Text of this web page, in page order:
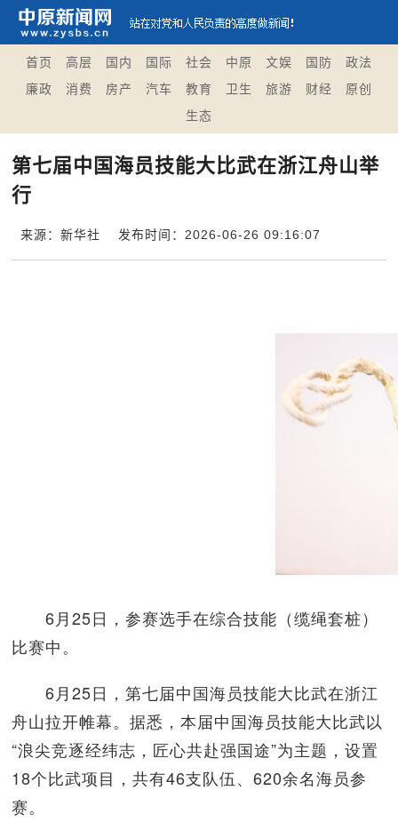
首页 高层 国内 国际 社会 中原 文娱 国防
政法
廉政
消费 房产 汽车 教育 卫生 旅游 财经
原创
生态
第七届中国海员技能大比武在浙江舟山举
行
来源：新华社 发布时间：2026-06-26 09:16:07
6月25日，参赛选手在综合技能（缆绳套桩）
比赛中。
6月25日，第七届中国海员技能大比武在浙江
舟山拉开帷幕。据悉，本届中国海员技能大比武以
“浪尖竞逐经纬志，匠心共赴强国途”为主题，设置
18个比武项目，共有46支队伍、620余名海员参
赛。